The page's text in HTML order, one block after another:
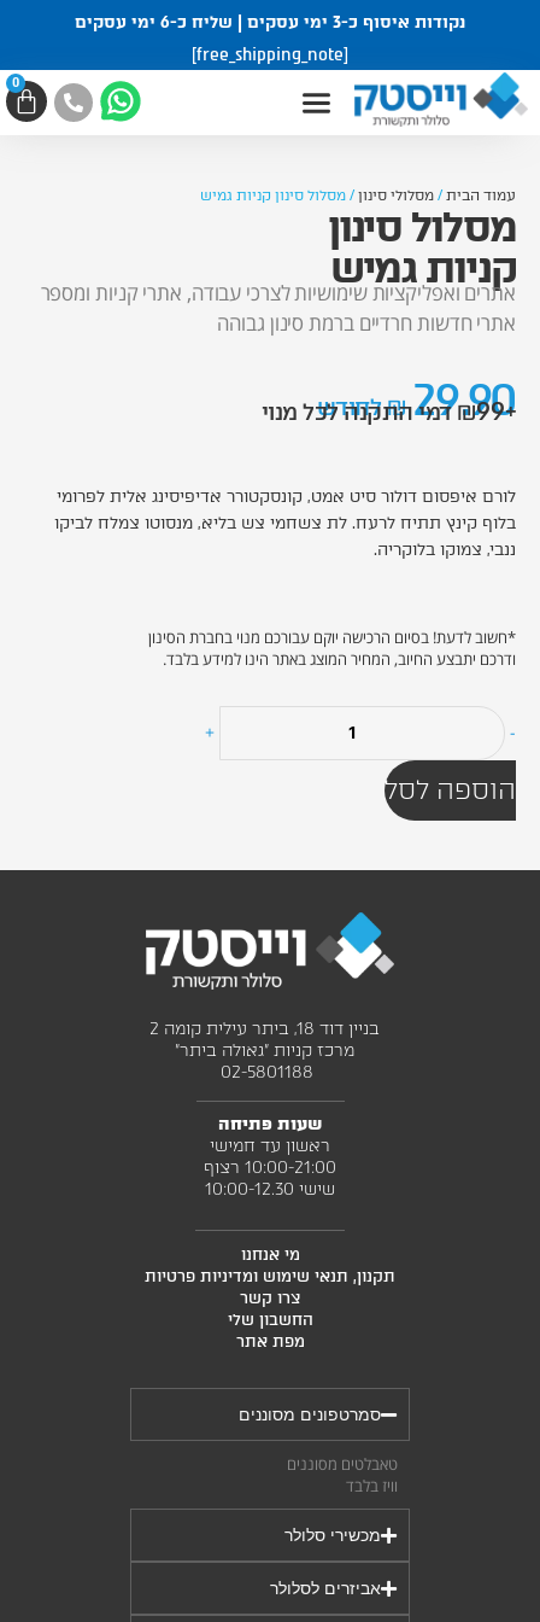
נקודות איסוף כ-3 ימי עסקים | שליח כ-6 ימי עסקים
[free_shipping_note]
0
עמוד הבית / מסלולי סינון / מסלול סינון קניות גמיש
מסלול סינון
קניות גמיש
אתרים ואפליקציות שימושיות לצרכי עבודה, אתרי קניות ומספר
אתרי חדשות חרדיים ברמת סינון גבוהה
29.90 ₪ לחודש + 99 ₪ דמי התקנה לכל מנוי
לורם איפסום דולור סיט אמט, קונסקטורר אדיפיסינג אלית לפרומי
בלוף קינץ תתיח לרעח. לת צשחמי צש בליא, מנסוטו צמלח לביקו
ננבי, צמוקו בלוקריה.
*חשוב לדעת! בסיום הרכישה יוקם עבורכם מנוי בחברת הסינון
ודרכם יתבצע החיוב, המחיר המוצג באתר הינו למידע בלבד.
-
כמות
סינון
קניות
+
הוספה לסל
בניין דוד 18, ביתר עילית קומה 2
מרכז קניות "גאולה ביתר"
02-5801188 ‎
שעות פתיחה
ראשון עד חמישי
10:00-21:00 רצוף
שישי 10:00-12.30
מי אנחנו
תקנון, תנאי שימוש ומדיניות פרטיות
צרו קשר
החשבון שלי
מפת אתר
סמרטפונים מסוננים
טאבלטים מסוננים
וויז בלבד
מכשירי סלולר
אביזרים לסלולר